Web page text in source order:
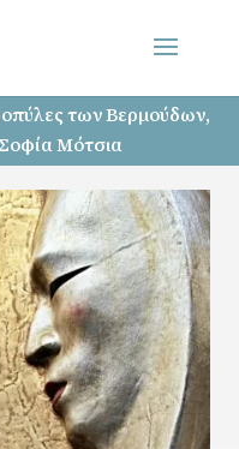
των Βερμούδων,
Μότσια